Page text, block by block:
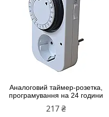
Аналоговий таймер-розетка,
програмування на 24 години
217 ₴